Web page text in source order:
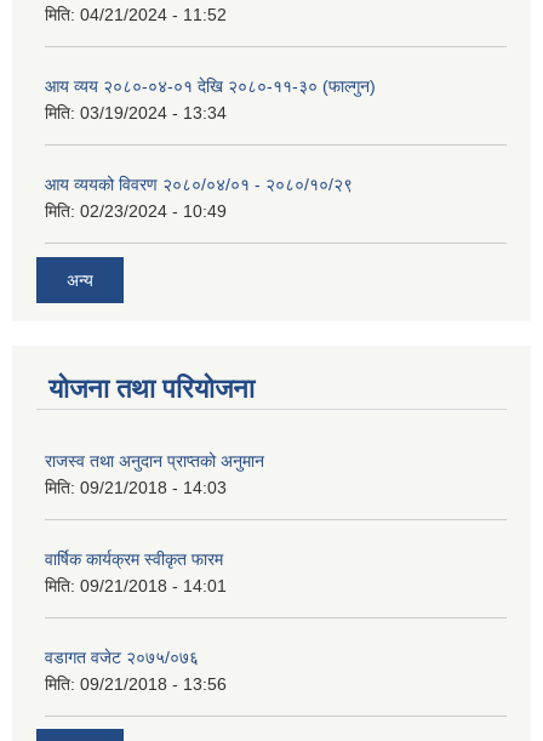
मिति: 04/21/2024 - 11:52
आय व्यय २०८०-०४-०१ देखि २०८०-११-३० (फाल्गुन)
मिति: 03/19/2024 - 13:34
आय व्ययको विवरण २०८०/०४/०१ - २०८०/१०/२९
मिति: 02/23/2024 - 10:49
अन्य
योजना तथा परियोजना
राजस्व तथा अनुदान प्राप्तको अनुमान
मिति: 09/21/2018 - 14:03
वार्षिक कार्यक्रम स्वीकृत फारम
मिति: 09/21/2018 - 14:01
वडागत वजेट २०७५/०७६
मिति: 09/21/2018 - 13:56